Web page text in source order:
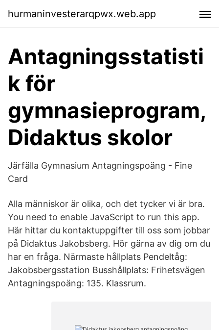
hurmaninvesterarqpwx.web.app
Antagningsstatisti
k för
gymnasieprogram,
Didaktus skolor
Järfälla Gymnasium Antagningspoäng - Fine
Card
Alla människor är olika, och det tycker vi är bra.
You need to enable JavaScript to run this app.
Här hittar du kontaktuppgifter till oss som jobbar
på Didaktus Jakobsberg. Hör gärna av dig om du
har en fråga. Närmaste hållplats Pendeltåg:
Jakobsbergsstation Busshållplats: Frihetsvägen
Antagningspoäng: 135. Klassrum.